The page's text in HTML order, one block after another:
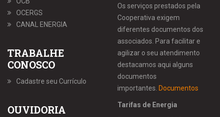
OCERGS
CANAL ENERGIA
TRABALHE
CONOSCO
Cadastre seu Currículo
OUVIDORIA
Os serviços prestados pela
Cooperativa exigem
diferentes documentos dos
associados. Para facilitar e
agilizar o seu atendimento
destacamos aqui alguns
documentos
importantes. Documentos
Tarifas de Energia